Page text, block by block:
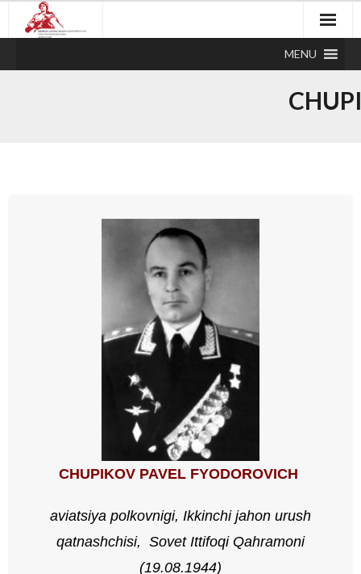
MENU
CHUPIKOV PAVEL FYODOROVICH
aviatsiya polkovnigi, Ikkinchi jahon urush
qatnashchisi, Sovet Ittifoqi Qahramoni
(19.08.1944)